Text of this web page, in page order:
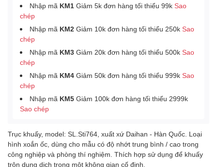
Nhập mã KM1 Giảm 5k đơn hàng tối thiểu 99k Sao
chép
Nhập mã KM2 Giảm 10k đơn hàng tối thiểu 250k Sao
chép
Nhập mã KM3 Giảm 20k đơn hàng tối thiểu 500k Sao
chép
Nhập mã KM4 Giảm 50k đơn hàng tối thiểu 999k Sao
chép
Nhập mã KM5 Giảm 100k đơn hàng tối thiểu 2999k
Sao chép
Trục khuấy, model: SL.Sti764, xuất xứ Daihan - Hàn Quốc. Loại
hình xoắn ốc, dùng cho mẫu có độ nhớt trung bình / cao trong
công nghiệp và phòng thí nghiệm. Thích hợp sử dụng để khuấy
trộn dung dịch trong một không gian cố định.